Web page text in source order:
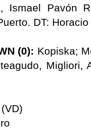
Ismael Pavón
DT: Horacio
(0): Kopiska;
Migliori,